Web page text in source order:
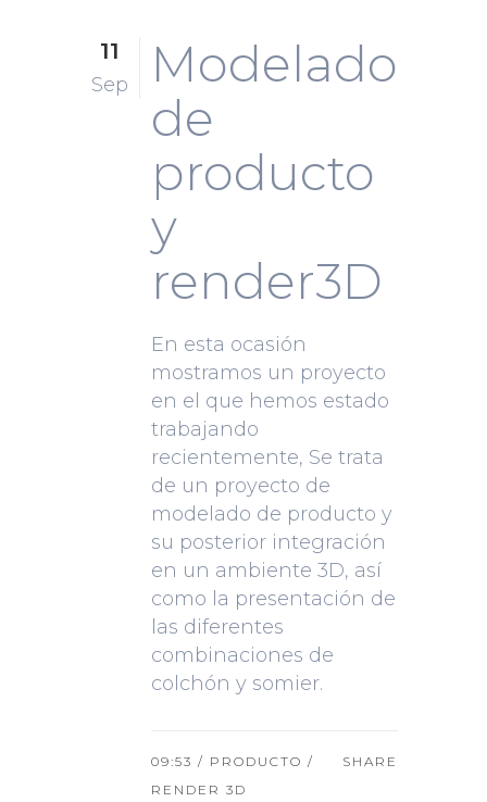
11
Sep
Modelado
de
producto
y
render3D
En esta ocasión
mostramos un proyecto
en el que hemos estado
trabajando
recientemente, Se trata
de un proyecto de
modelado de producto y
su posterior integración
en un ambiente 3D, así
como la presentación de
las diferentes
combinaciones de
colchón y somier.
09:53 / PRODUCTO /
RENDER 3D
SHARE